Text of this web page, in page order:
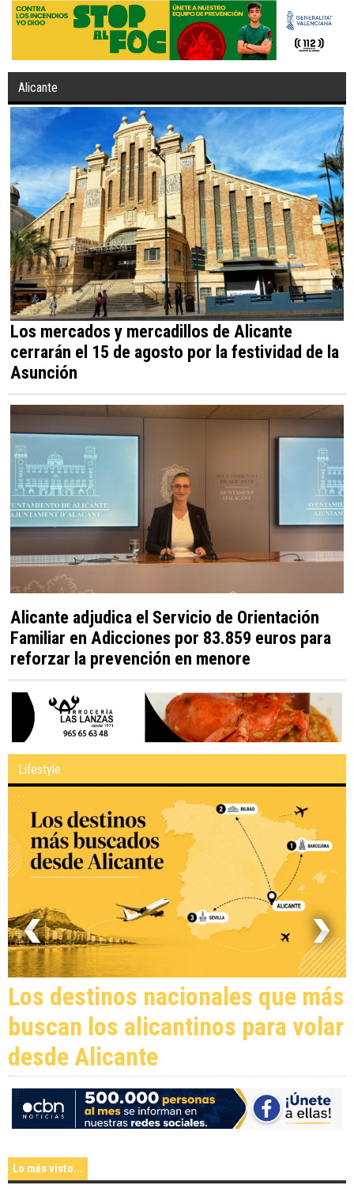
Alicante
Los mercados y mercadillos de Alicante
cerrarán el 15 de agosto por la festividad de la
Asunción
Alicante adjudica el Servicio de Orientación
Familiar en Adicciones por 83.859 euros para
reforzar la prevención en menore
Lifestyle
Los destinos nacionales que más
buscan los alicantinos para volar
desde Alicante
Lo más visto...